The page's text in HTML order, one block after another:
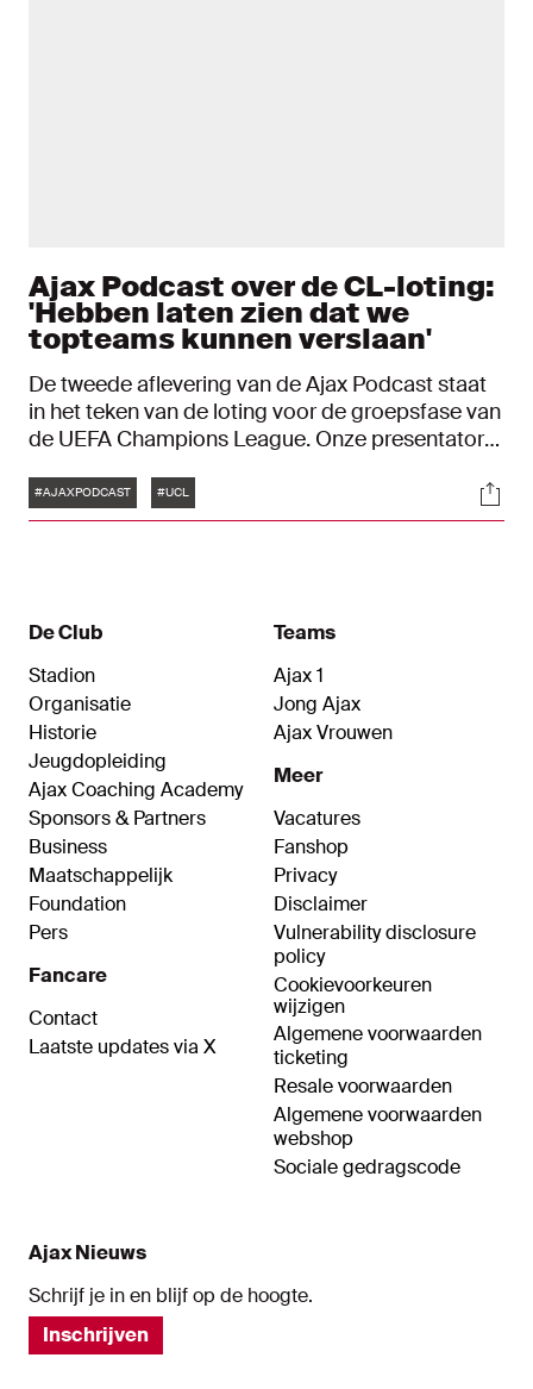
Ajax Podcast over de CL-loting:
'Hebben laten zien dat we
topteams kunnen verslaan'
De tweede aflevering van de Ajax Podcast staat
in het teken van de loting voor de groepsfase van
de UEFA Champions League. Onze presentator
co-host Eyong Enoh en oud-Ajacied Ronald de
Boer aan wie Ajax werd gekoppeld en besprak
Beck nog gevraagd naar zijn oordeel.
Tags
#AJAXPODCAST #UCL
De Club
Stadion
Organisatie
Historie
Jeugdopleiding
Ajax Coaching Academy
Sponsors & Partners
Business
Maatschappelijk
Foundation
Pers
Fancare
Contact
Laatste updates via X
Teams
Ajax 1
Jong Ajax
Ajax Vrouwen
Meer
Vacatures
Fanshop
Privacy
Disclaimer
Vulnerability disclosure
policy
Cookievoorkeuren
wijzigen
Algemene voorwaarden
ticketing
Resale voorwaarden
Algemene voorwaarden
webshop
Sociale gedragscode
Ajax Nieuws
Schrijf je in en blijf op de hoogte.
Inschrijven